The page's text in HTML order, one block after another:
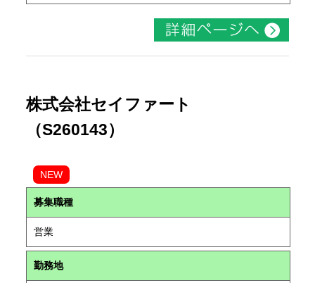
株式会社セイファート
（S260143）
NEW
募集職種
営業
勤務地